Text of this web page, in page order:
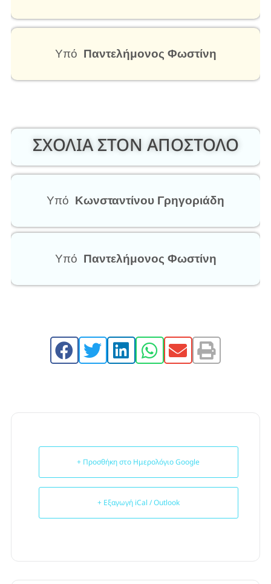
Υπό Παντελήμονος Φωστίνη
ΣΧΟΛΙΑ ΣΤΟΝ ΑΠΟΣΤΟΛΟ
Υπό Κωνσταντίνου Γρηγοριάδη
Υπό Παντελήμονος Φωστίνη
+ Προσθήκη στο Ημερολόγιο Google
+ Εξαγωγή iCal / Outlook